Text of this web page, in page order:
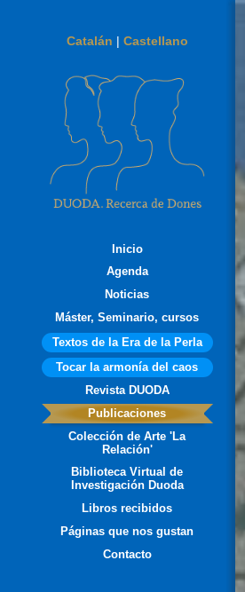
Catalán | Castellano
Inicio
Agenda
Noticias
Máster, Seminario, cursos
Textos de la Era de la Perla
Tocar la armonía del caos
Revista DUODA
Publicaciones
Colección de Arte 'La
Relación'
Biblioteca Virtual de
Investigación Duoda
Libros recibidos
Páginas que nos gustan
Contacto